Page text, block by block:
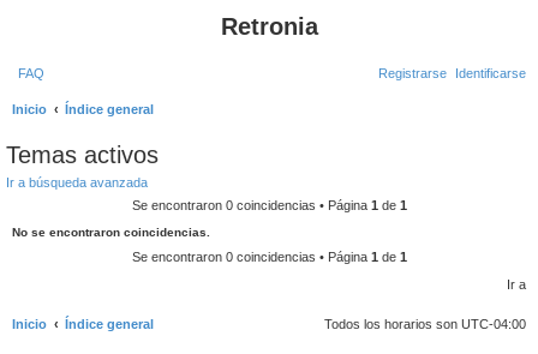
Retronia
FAQ Identificarse
Registrarse
Inicio
Índice general
Temas activos
Ir a búsqueda avanzada
Se encontraron 0 coincidencias • Página 1 de 1
No se encontraron coincidencias.
Se encontraron 0 coincidencias • Página 1 de 1
Ir a
Inicio Índice general Todos los horarios son UTC-04:00